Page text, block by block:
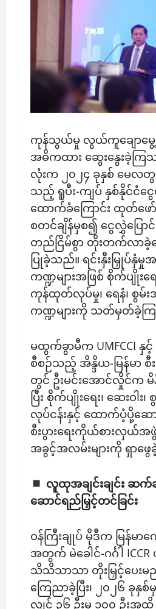
ကုန်သွယ်မှု လွယ်ကူချောမွေ့
အဓိကထား ဆွေးနွေးခဲ့ကြ
လုံးက ၂၀၂၄ ခုနှစ် မေလ
သည့် ရူပီး-ကျပ် နှစ်နိုင်ငံငွေ
ထောက်ခံကြောင်း ထုတ်ဖော်ပ
စတင်ချိန်မှစ၍ ငွေလွှဲပြော
တည်ငြိမ်စွာ တိုးတက်လာခဲ့က
ပြုခဲ့သည်။ ရင်းနှီးမြှုပ်နှံမှု
ကဏ္ဍများအဖြစ် စိုက်ပျိုးရ
ကုန်ထုတ်လုပ်မှု၊ ရေနံ၊ စွမ်
ကဏ္ဍများကို သတ်မှတ်ခဲ့က
မထွက်ခွာမီက UMFCCI နှင့်
စီစဉ်သည့် အိန္ဒိယ-မြန်မာ စီ
တွင် ဦးမင်းအောင်လှိုင်က မိန့်
ပြီး စိုက်ပျိုးရေး၊ ဆေးဝါ
လုပ်ငန်းနှင့် ထောက်ပံ့ပို့ဆော
စီးပွားရေးကိုယ်စားလှယ်
အခွင့်အလမ်းများကို ရှာဖွ
လူထုအချင်းချင်း ဆက်
ဆောင်ရည်မြှင့်တင်ခြင်း
ဝန်ကြီးချုပ် မိုဒီက မြန်မာကျ
အတွက် မဲခေါင်-ဂင်္ဂါ
သိသိသာသာ တိုးမြှင့်ပေးမည်
ကြေညာခဲ့ပြီး၊ ၂၀၂၆ ခု
လျှင် ၃၆ ဦးမှ ၁၀၀ ဦးအထိ